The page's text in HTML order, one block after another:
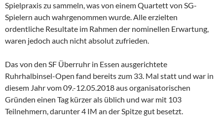
Spielpraxis zu sammeln, was von einem Quartett von SG-
Spielern auch wahrgenommen wurde. Alle erzielten
ordentliche Resultate im Rahmen der nominellen Erwartung,
waren jedoch auch nicht absolut zufrieden.
Das von den SF Überruhr in Essen ausgerichtete
Ruhrhalbinsel-Open fand bereits zum 33. Mal statt und war in
diesem Jahr vom 09.-12.05.2018 aus organisatorischen
Gründen einen Tag kürzer als üblich und war mit 103
Teilnehmern, darunter 4 IM an der Spitze gut besetzt.